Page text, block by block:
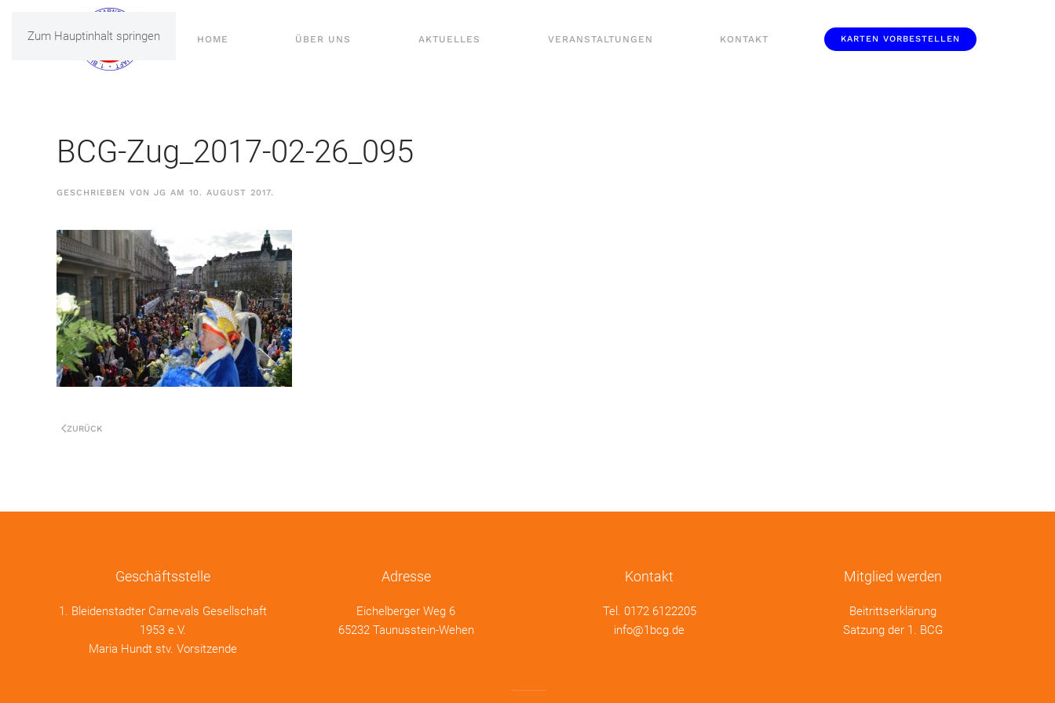
Zum Hauptinhalt springen HOME ÜBER UNS AKTUELLES VERANSTALTUNGEN KONTAKT KARTEN VORBESTELLEN
BCG-Zug_2017-02-26_095
GESCHRIEBEN VON JG AM 10. AUGUST 2017.
ZURÜCK
Geschäftsstelle
1. Bleidenstadter Carnevals Gesellschaft
1953 e.V.
Maria Hundt stv. Vorsitzende
Adresse
Eichelberger Weg 6
65232 Taunusstein-Wehen
Kontakt
Tel. 0172 6122205
info@1bcg.de
Mitglied werden
Beitrittserklärung
Satzung der 1. BCG